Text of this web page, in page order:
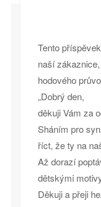
Tento
naší
hodového
„Dobrý den,
děkuji Vám za
Sháním pro
říct, že ty na
Až dorazí
dětskými
Děkuji a přeji